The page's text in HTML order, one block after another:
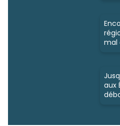
mal
aux